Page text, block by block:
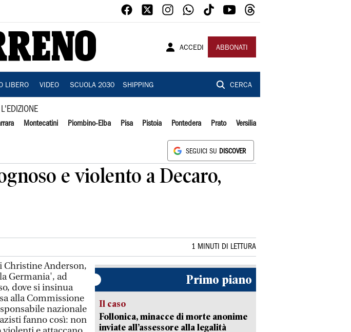
ACCEDI ABBONATI
LIBERO VIDEO SCUOLA 2030 SHIPPING CERCA
Montecatini Piombino-Elba Pisa Pistoia Pontedera Prato Versilia
SEGUICI SU DISCOVER
e violento a Decaro,
1 MINUTI DI LETTURA
Christine Anderson,
Germania', ad
dove si insinua
alla Commissione
nazionale
fanno così: non
Primo piano
Il caso
Follonica, minacce di morte anonime
inviate all’assessore alla legalità